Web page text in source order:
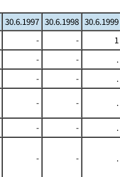
30.6.1997 30.6.1998 30.6.1999
- - 1
- - .
- - .
- - .
- - .
- - .